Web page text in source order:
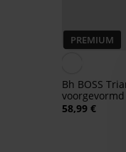
PREMIUM
Bh BOSS
voorgevormd
58,99 €